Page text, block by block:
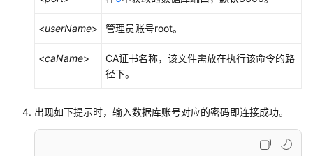
实
for
<userName> 管理员账号root。
<caName>
CA证书名称，该文件需放在执行该命令的路
径下。
出现如下提示时，输入数据库账号对应的密码即连接成功。